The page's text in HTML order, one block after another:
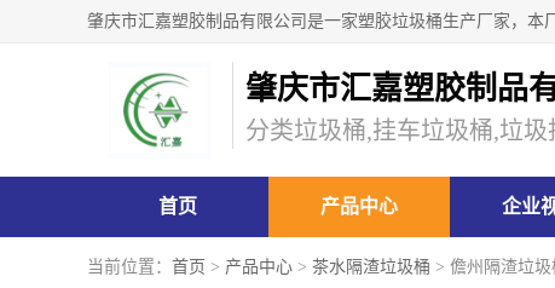
肇庆市汇嘉塑胶制品
分类垃圾桶,挂车垃圾桶,垃圾
首页 产品中心 企业
当前位置： 首页 > 产品中心 > 茶水隔渣垃圾桶 > 儋州隔渣垃